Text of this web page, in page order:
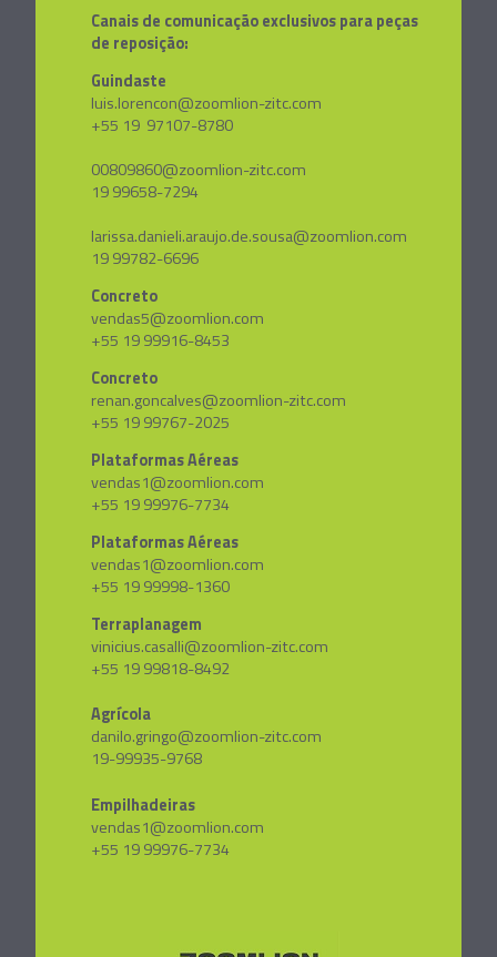
Canais de comunicação exclusivos para peças
de reposição:
Guindaste
luis.lorencon@zoomlion-zitc.com
+55 19 97107-8780
00809860@zoomlion-zitc.com
19 99658-7294
larissa.danieli.araujo.de.sousa@zoomlion.com
19 99782-6696
Concreto
vendas5@zoomlion.com
+55 19 99916-8453
Concreto
renan.goncalves@zoomlion-zitc.com
+55 19 99767-2025
Plataformas Aéreas
vendas1@zoomlion.com
+55 19 99976-7734
Plataformas Aéreas
vendas1@zoomlion.com
+55 19 99998-1360
Terraplanagem
vinicius.casalli@zoomlion-zitc.com
+55 19 99818-8492
Agrícola
danilo.gringo@zoomlion-zitc.com
19-99935-9768
Empilhadeiras
vendas1@zoomlion.com
+55 19 99976-7734